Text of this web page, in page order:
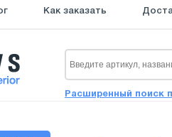
Как заказать
Расширенный поиск